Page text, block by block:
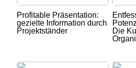
Profitable Präsentation:
gezielte Information durch
Projektständer
Die